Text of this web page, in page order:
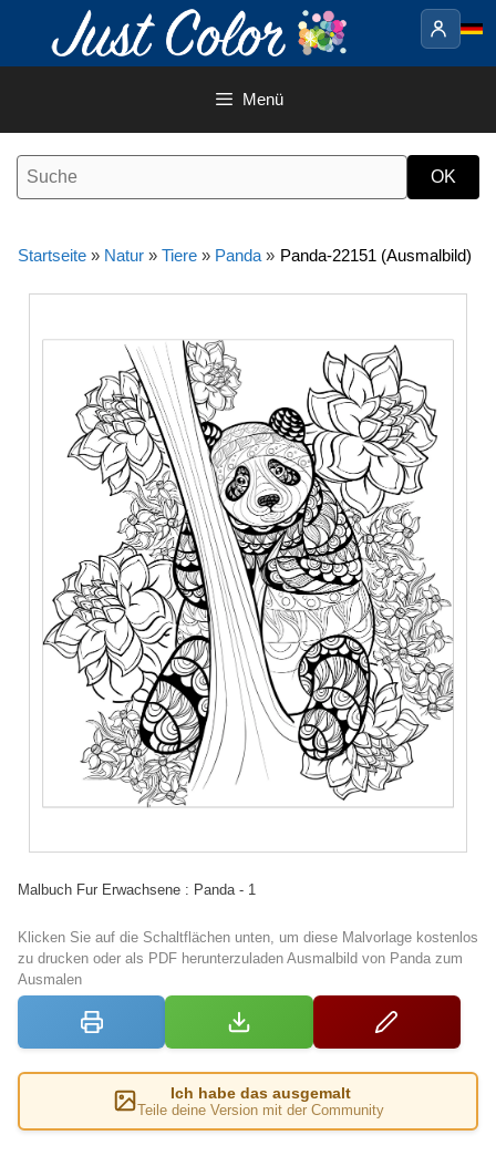
Inhalt
Menü
Startseite » Natur » Tiere » Panda » Panda-22151 (Ausmalbild)
Malbuch Fur Erwachsene : Panda - 1
Klicken Sie auf die Schaltflächen unten, um diese Malvorlage kostenlos
zu drucken oder als PDF herunterzuladen Ausmalbild von Panda zum
Ausmalen
Ich habe das ausgemalt
Teile deine Version mit der Community